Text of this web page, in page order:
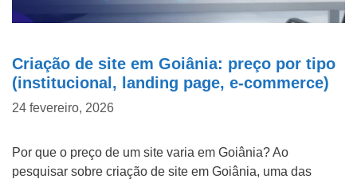
Criação de site em Goiânia: preço por tipo
(institucional, landing page, e-commerce)
24 fevereiro, 2026
Por que o preço de um site varia em Goiânia? Ao
pesquisar sobre criação de site em Goiânia, uma das
j
t
o